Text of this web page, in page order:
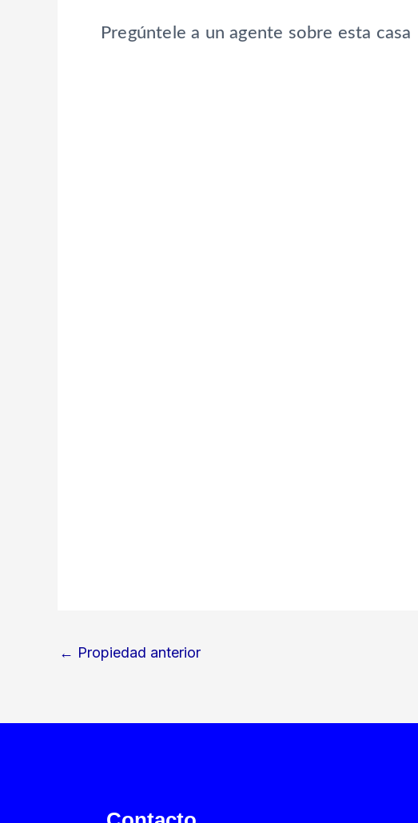
Pregúntele a un agente sobre esta casa
← Propiedad anterior